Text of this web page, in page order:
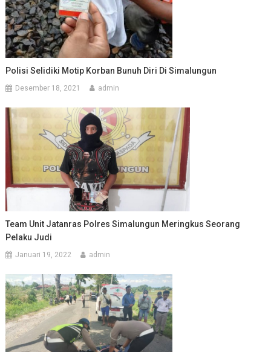
Polisi Selidiki Motip Korban Bunuh Diri Di Simalungun
Desember 18, 2021 admin
Team Unit Jatanras Polres Simalungun Meringkus Seorang
Pelaku Judi
Januari 19, 2022 admin